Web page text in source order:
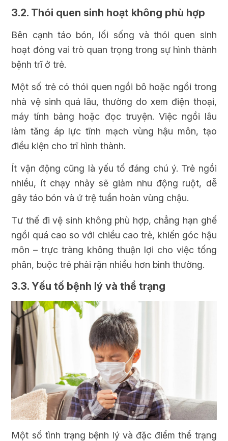
3.2. Thói quen sinh hoạt không phù hợp
Bên cạnh táo bón, lối sống và thói quen sinh
hoạt đóng vai trò quan trọng trong sự hình thành
bệnh trĩ ở trẻ.
Một số trẻ có thói quen ngồi bô hoặc ngồi trong
nhà vệ sinh quá lâu, thường do xem điện thoại,
máy tính bảng hoặc đọc truyện. Việc ngồi lâu
làm tăng áp lực tĩnh mạch vùng hậu môn, tạo
điều kiện cho trĩ hình thành.
Ít vận động cũng là yếu tố đáng chú ý. Trẻ ngồi
nhiều, ít chạy nhảy sẽ giảm nhu động ruột, dễ
gây táo bón và ứ trệ tuần hoàn vùng chậu.
Tư thế đi vệ sinh không phù hợp, chẳng hạn ghế
ngồi quá cao so với chiều cao trẻ, khiến góc hậu
môn – trực tràng không thuận lợi cho việc tống
phân, buộc trẻ phải rặn nhiều hơn bình thường.
3.3. Yếu tố bệnh lý và thể trạng
Một số tình trạng bệnh lý và đặc điểm thể trạng